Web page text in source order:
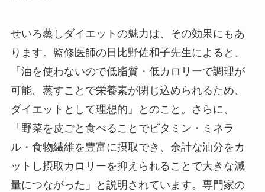
せいろ蒸しダイエットの魅力は、その効果にもあ
ります。監修医師の日比野佐和子先生によると、
「油を使わないので低脂質・低カロリーで調理が
可能。蒸すことで栄養素が閉じ込められるため、
ダイエットとして理想的」とのこと。さらに、
「野菜を皮ごと食べることでビタミン・ミネラ
ル・食物繊維を豊富に摂取でき、余計な油分をカ
ットし摂取カロリーを抑えられることで大きな減
量につながった」と説明されています。専門家の